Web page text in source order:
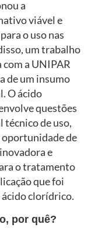
a
viável e
o uso nas
um trabalho
a UNIPAR
de um insumo
O ácido
questões
técnico de uso,
de
e
o tratamento
que foi
ácido clorídrico.
por quê?